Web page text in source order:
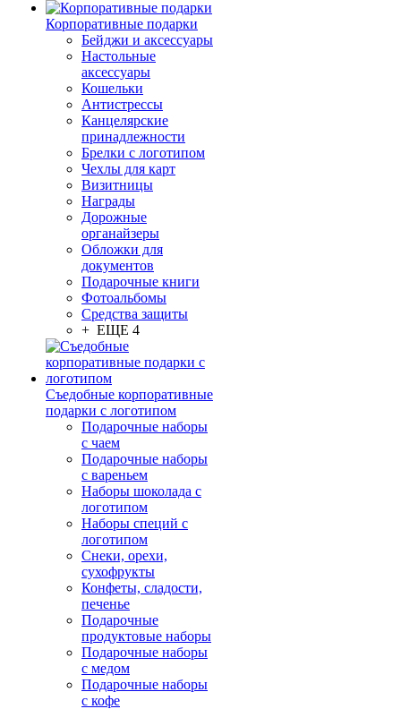
Корпоративные подарки
Бейджи и аксессуары
Настольные
аксессуары
Кошельки
Антистрессы
Канцелярские
принадлежности
Брелки с логотипом
Чехлы для карт
Визитницы
Награды
Дорожные
органайзеры
Обложки для
документов
Подарочные книги
Фотоальбомы
Средства защиты
+ ЕЩЕ 4
Съедобные корпоративные
подарки с логотипом
Подарочные наборы
с чаем
Подарочные наборы
с вареньем
Наборы шоколада с
логотипом
Наборы специй с
логотипом
Снеки, орехи,
сухофрукты
Конфеты, сладости,
печенье
Подарочные
продуктовые наборы
Подарочные наборы
с медом
Подарочные наборы
с кофе